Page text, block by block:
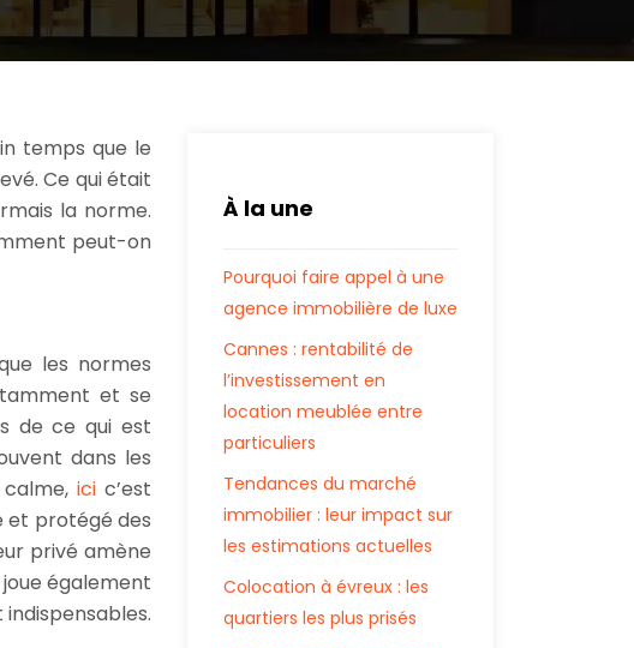
temps que le
Ce qui était
la norme.
peut-on
les normes
et se
de ce qui est
dans les
calme,ici c’est
et protégé des
privé amène
également
À la une
Pourquoi faire appel à une
agence immobilière de luxe
Cannes : rentabilité de
l’investissement en
location meublée entre
particuliers
Tendances du marché
immobilier : leur impact sur
les estimations actuelles
Colocation à évreux : les
quartiers les plus prisés